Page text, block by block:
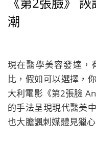
潮
現在醫學美容發達，
比，假如可以選擇，
大利電影《第2張臉
的手法呈現現代醫美
也大膽諷刺媒體見獵